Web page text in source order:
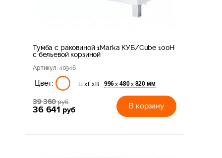
Тумба с раковиной 1Marka КУБ/Cube 100Н
с бельевой корзиной
Артикул: 40946
Цвет: ШхГхВ: 996х 480х 820 мм
39 360руб
36 641 руб В корзину